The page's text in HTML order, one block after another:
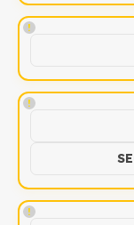
!
!
!